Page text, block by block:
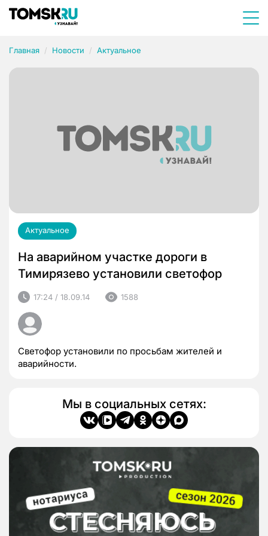
Главная Новости Актуальное
Актуальное
На аварийном участке дороги в
Тимирязево установили светофор
17:24 / 18.09.14 1588
Светофор установили по просьбам жителей и
аварийности.
Мы в социальных сетях: